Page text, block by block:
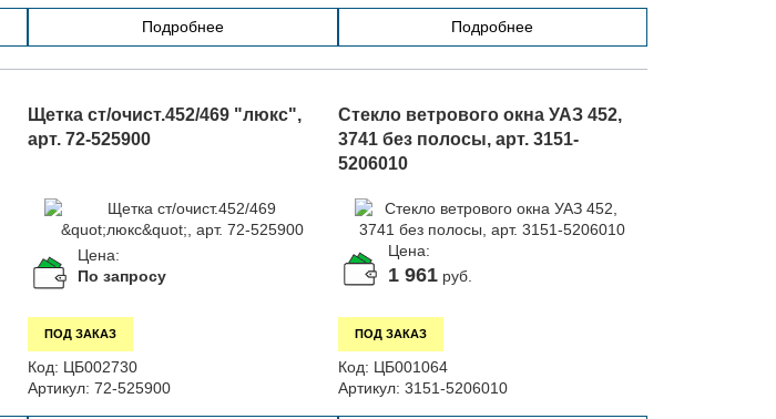
Подробнее Подробнее
Щетка ст/очист.452/469 "люкс",
арт. 72-525900
Цена:
По запросу
ПОД ЗАКАЗ
Код: ЦБ002730
Артикул: 72-525900
Стекло ветрового окна УАЗ 452,
3741 без полосы, арт. 3151-
5206010
Цена:
1 961руб.
ПОД ЗАКАЗ
Код: ЦБ001064
Артикул: 3151-5206010